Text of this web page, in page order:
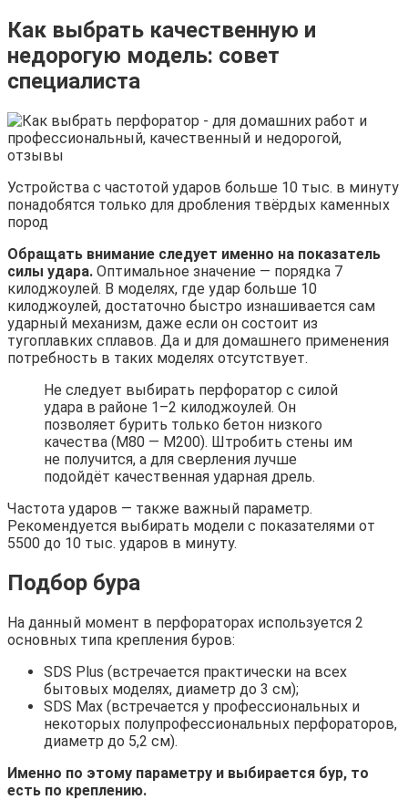
Как выбрать качественную и
недорогую модель: совет
специалиста
Устройства с частотой ударов больше 10 тыс. в минуту
понадобятся только для дробления твёрдых каменных
пород
Обращать внимание следует именно на показатель
силы удара. Оптимальное значение — порядка 7
килоджоулей. В моделях, где удар больше 10
килоджоулей, достаточно быстро изнашивается сам
ударный механизм, даже если он состоит из
тугоплавких сплавов. Да и для домашнего применения
потребность в таких моделях отсутствует.
Не следует выбирать перфоратор с силой
удара в районе 1–2 килоджоулей. Он
позволяет бурить только бетон низкого
качества (M80 — M200). Штробить стены им
не получится, а для сверления лучше
подойдёт качественная ударная дрель.
Частота ударов — также важный параметр.
Рекомендуется выбирать модели с показателями от
5500 до 10 тыс. ударов в минуту.
Подбор бура
На данный момент в перфораторах используется 2
основных типа крепления буров:
SDS Plus (встречается практически на всех
бытовых моделях, диаметр до 3 см);
SDS Max (встречается у профессиональных и
некоторых полупрофессиональных перфораторов,
диаметр до 5,2 см).
Именно по этому параметру и выбирается бур, то
есть по креплению.